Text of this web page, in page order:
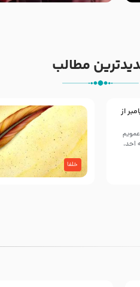
مطالب
از
احد،
خلفا